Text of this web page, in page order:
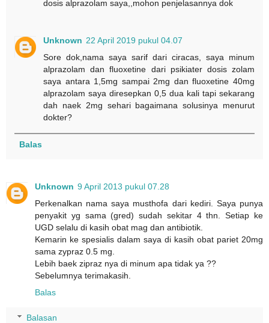
dosis alprazolam saya,,mohon penjelasannya dok
Unknown 22 April 2019 pukul 04.07
Sore dok,nama saya sarif dari ciracas, saya minum
alprazolam dan fluoxetine dari psikiater dosis zolam
saya antara 1,5mg sampai 2mg dan fluoxetine 40mg
alprazolam saya diresepkan 0,5 dua kali tapi sekarang
dah naek 2mg sehari bagaimana solusinya menurut
dokter?
Balas
Unknown 9 April 2013 pukul 07.28
Perkenalkan nama saya musthofa dari kediri. Saya punya
penyakit yg sama (gred) sudah sekitar 4 thn. Setiap ke
UGD selalu di kasih obat mag dan antibiotik.
Kemarin ke spesialis dalam saya di kasih obat pariet 20mg
sama zypraz 0.5 mg.
Lebih baek zipraz nya di minum apa tidak ya ??
Sebelumnya terimakasih.
Balas
Balasan